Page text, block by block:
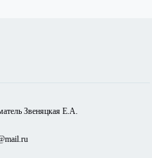
Звеняцкая Е.А.